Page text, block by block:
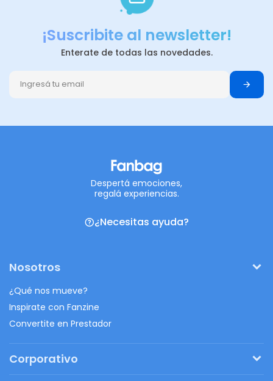
¡Suscribite al newsletter!
Enterate de todas las novedades.
Despertá emociones,
regalá experiencias.
¿Necesitas ayuda?
Nosotros
¿Qué nos mueve?
Inspirate con Fanzine
Convertite en Prestador
Corporativo